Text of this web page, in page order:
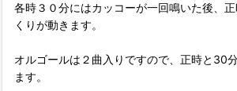
各時３０分にはカッコーが一回鳴いた後、
くりが動きます。
オルゴールは２曲入りですので、正時と30
ます。